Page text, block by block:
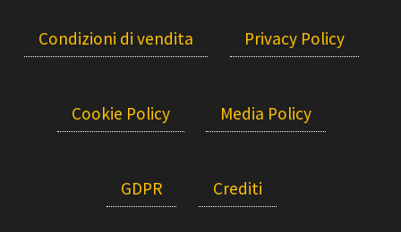
Condizioni di vendita Privacy Policy
Cookie Policy Media Policy
GDPR Crediti